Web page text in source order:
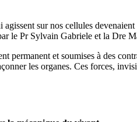
agissent sur nos cellules
le Pr Sylvain Gabriele et la Dre
permanent et soumises à des
les organes. Ces forces,